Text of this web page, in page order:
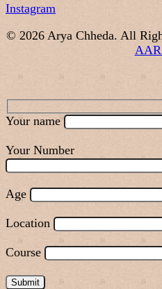
Instagram
© 2026 Arya Chheda. All
Your name
Your Number
Age
Location
Course